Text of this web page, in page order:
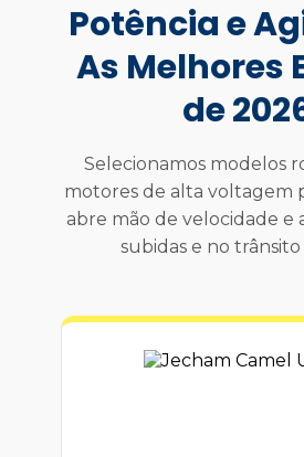
Potência e
As Melhores
de
Selecionamos modelos
motores de alta voltagem
abre mão de velocidade e
subidas e no